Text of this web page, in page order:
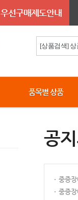
우선구매제도안내
품목별 상품
공
중증
중증